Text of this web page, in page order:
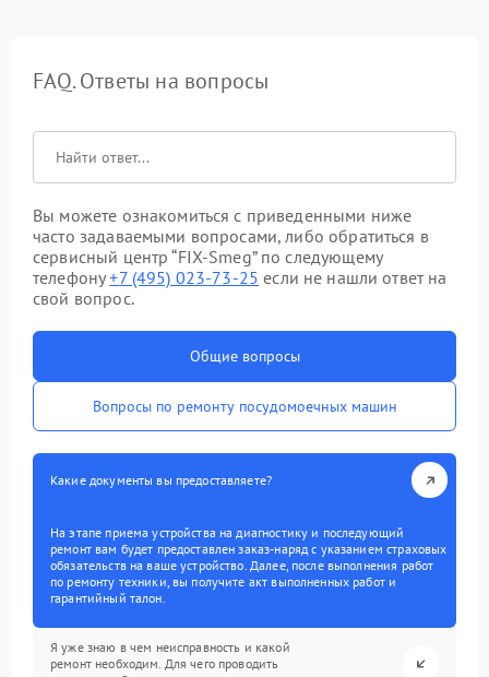
FAQ. Ответы на вопросы
Вы можете ознакомиться с приведенными ниже
часто задаваемыми вопросами, либо обратиться в
сервисный центр “FIX-Smeg” по следующему
телефону+7 (495) 023-73-25 если не нашли ответ на
свой вопрос.
Общие вопросы
Вопросы по ремонту посудомоечных машин
Какие документы вы предоставляете?
На этапе приема устройства на диагностику и последующий
ремонт вам будет предоставлен заказ-наряд с указанием страховых
обязательств на ваше устройство. Далее, после выполнения работ
по ремонту техники, вы получите акт выполненных работ и
гарантийный талон.
Я уже знаю в чем неисправность и какой
ремонт необходим. Для чего проводить